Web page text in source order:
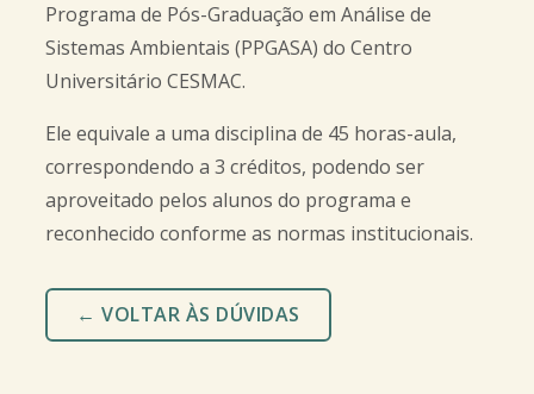
Programa de Pós-Graduação em Análise de
Sistemas Ambientais (PPGASA) do Centro
Universitário CESMAC.
Ele equivale a uma disciplina de 45 horas-aula,
correspondendo a 3 créditos, podendo ser
aproveitado pelos alunos do programa e
reconhecido conforme as normas institucionais.
← VOLTAR ÀS DÚVIDAS